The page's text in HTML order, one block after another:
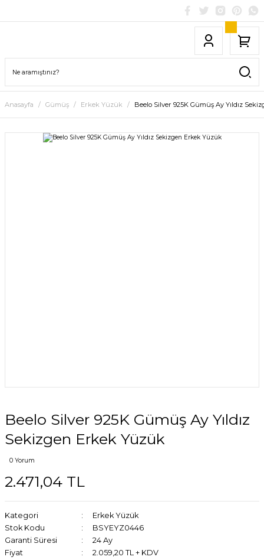
Anasayfa Gümüş Erkek Yüzük Beelo Silver 925K Gümüş Ay Yıldız
Beelo Silver 925K Gümüş Ay Yıldız
Sekizgen Erkek Yüzük
0 Yorum
2.471,04 TL
Kategori
Erkek Yüzük
Stok Kodu
BSYEYZ0446
Garanti Süresi
24 Ay
Fiyat
2.059,20 TL + KDV